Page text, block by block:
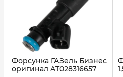
Форсунка ГАЗель Бизнес
оригинал AT028316657